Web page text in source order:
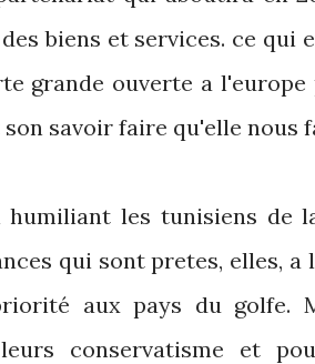
biens et services. ce qui
grande ouverte a l'europe
savoir faire qu'elle nous
humiliant les tunisiens de
qui sont pretes, elles,
aux pays du golfe.
conservatisme et